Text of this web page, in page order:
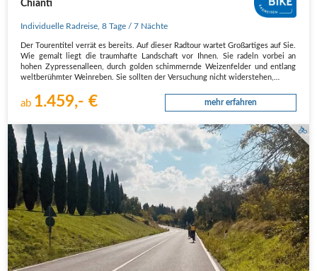
Chianti
Individuelle Radreise ,8 Tage / 7 Nächte
Der Tourentitel verrät es bereits. Auf dieser Radtour wartet Großartiges auf Sie.
Wie gemalt liegt die traumhafte Landschaft vor Ihnen. Sie radeln vorbei an
hohen Zypressenalleen, durch golden schimmernde Weizenfelder und entlang
weltberühmter Weinreben. Sie sollten der Versuchung nicht widerstehen,…
ab 1.459,- € mehr erfahren